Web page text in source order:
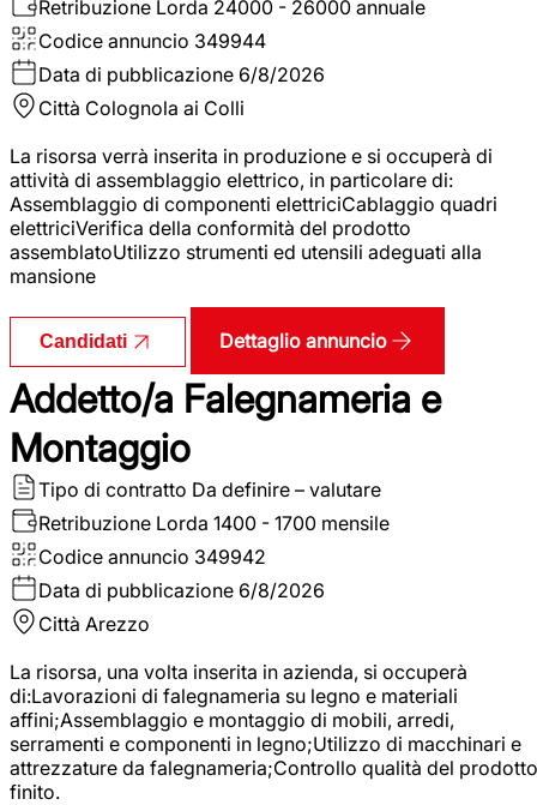
Retribuzione Lorda 24000 - 26000 annuale
Codice annuncio 349944
Data di pubblicazione 6/8/2026
Città Colognola ai Colli
La risorsa verrà inserita in produzione e si occuperà di
attività di assemblaggio elettrico, in particolare di:
Assemblaggio di componenti elettriciCablaggio quadri
elettriciVerifica della conformità del prodotto
assemblatoUtilizzo strumenti ed utensili adeguati alla
mansione
Candidati Dettaglio annuncio
Addetto/a Falegnameria e
Montaggio
Tipo di contratto Da definire – valutare
Retribuzione Lorda 1400 - 1700 mensile
Codice annuncio 349942
Data di pubblicazione 6/8/2026
Città Arezzo
La risorsa, una volta inserita in azienda, si occuperà
di:Lavorazioni di falegnameria su legno e materiali
affini;Assemblaggio e montaggio di mobili, arredi,
serramenti e componenti in legno;Utilizzo di macchinari e
attrezzature da falegnameria;Controllo qualità del prodotto
finito.